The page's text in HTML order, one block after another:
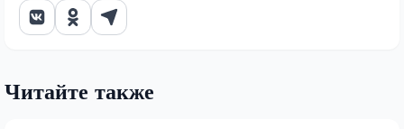
Читайте также